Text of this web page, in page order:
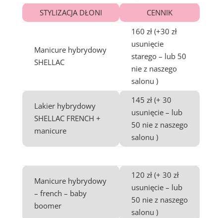
STYLIZACJA DŁONI CENNIK
Manicure hybrydowy
SHELLAC
160 zł (+30 zł
usunięcie
starego – lub 50
nie z naszego
salonu )
Lakier hybrydowy
SHELLAC FRENCH +
manicure
145 zł (+ 30
usunięcie – lub
50 nie z naszego
salonu )
Manicure hybrydowy
– french – baby
boomer
120 zł (+ 30 zł
usunięcie – lub
50 nie z naszego
salonu )